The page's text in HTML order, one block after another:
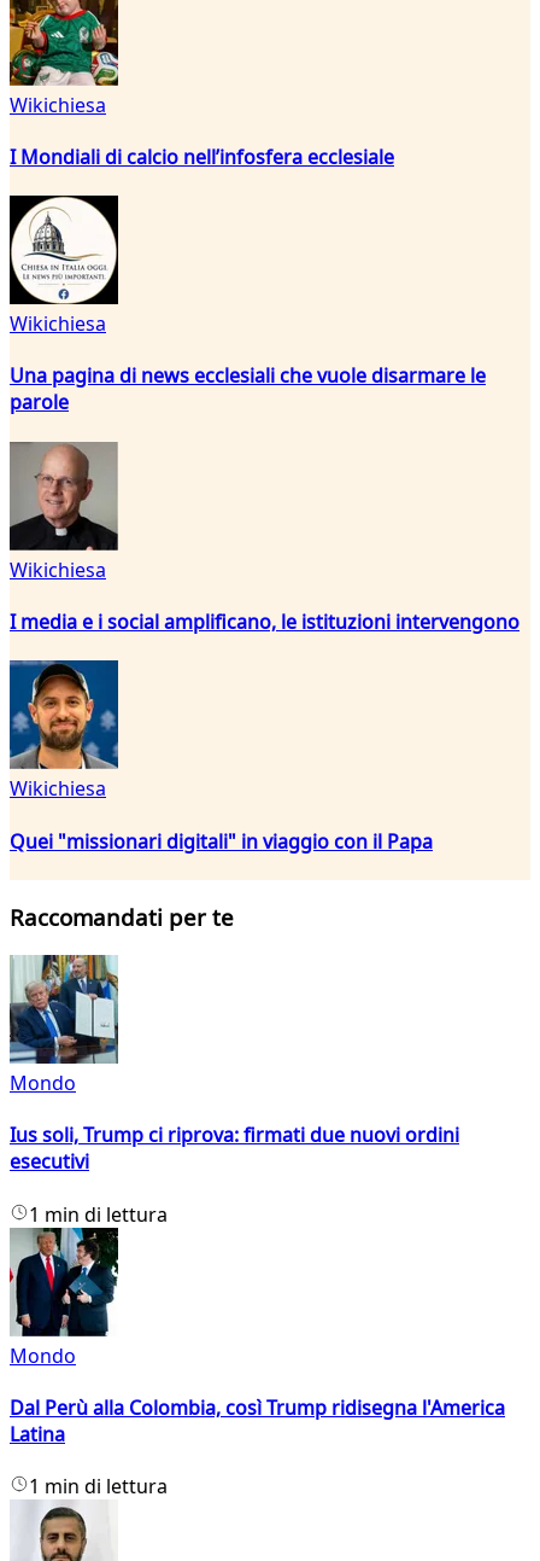
Wikichiesa
I Mondiali di calcio nell’infosfera ecclesiale
Wikichiesa
Una pagina di news ecclesiali che vuole disarmare le
parole
Wikichiesa
I media e i social amplificano, le istituzioni intervengono
Wikichiesa
Quei "missionari digitali" in viaggio con il Papa
Raccomandati per te
Mondo
Ius soli, Trump ci riprova: firmati due nuovi ordini
esecutivi
1 min di lettura
Mondo
Dal Perù alla Colombia, così Trump ridisegna l'America
Latina
1 min di lettura